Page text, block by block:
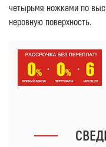
четырьмя ножками по
неровную поверхность.